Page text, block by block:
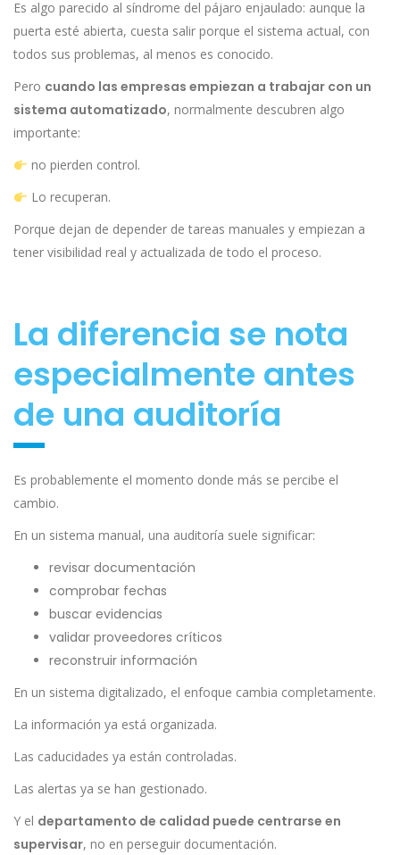
Es algo parecido al síndrome del pájaro enjaulado: aunque la
puerta esté abierta, cuesta salir porque el sistema actual, con
todos sus problemas, al menos es conocido.
Pero cuando las empresas empiezan a trabajar con un
sistema automatizado, normalmente descubren algo
importante:
no pierden control.
Lo recuperan.
Porque dejan de depender de tareas manuales y empiezan a
tener visibilidad real y actualizada de todo el proceso.
La diferencia se nota
especialmente antes
de una auditoría
Es probablemente el momento donde más se percibe el
cambio.
En un sistema manual, una auditoría suele significar:
revisar documentación
comprobar fechas
buscar evidencias
validar proveedores críticos
reconstruir información
En un sistema digitalizado, el enfoque cambia completamente.
La información ya está organizada.
Las caducidades ya están controladas.
Las alertas ya se han gestionado.
Y el departamento de calidad puede centrarse en
supervisar, no en perseguir documentación.